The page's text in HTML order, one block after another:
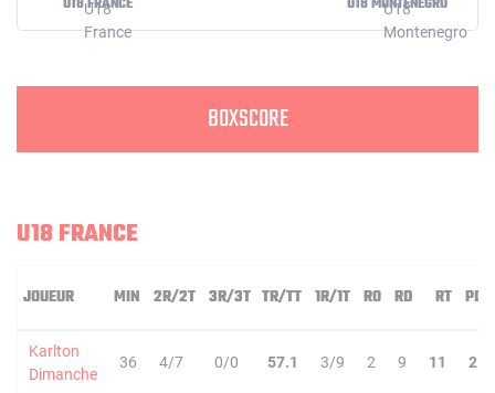
U18 FRANCE U18 MONTENEGRO
BOXSCORE
U18 FRANCE
JOUEUR MIN 2R/2T 3R/3T TR/TT 1R/1T RO RD RT PD
Karlton
Dimanche
36 4/7 0/0 57.1 3/9 2 9 11 2